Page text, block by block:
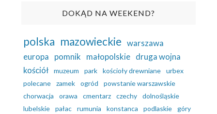
DOKĄD NA WEEKEND?
polska mazowieckie warszawa
europa
pomnik małopolskie druga wojna
kościół
muzeum park kościoły drewniane
urbex
polecane
zamek ogród
powstanie warszawskie
chorwacja
orawa cmentarz czechy
dolnośląskie
lubelskie
pałac rumunia konstanca podlaskie
góry